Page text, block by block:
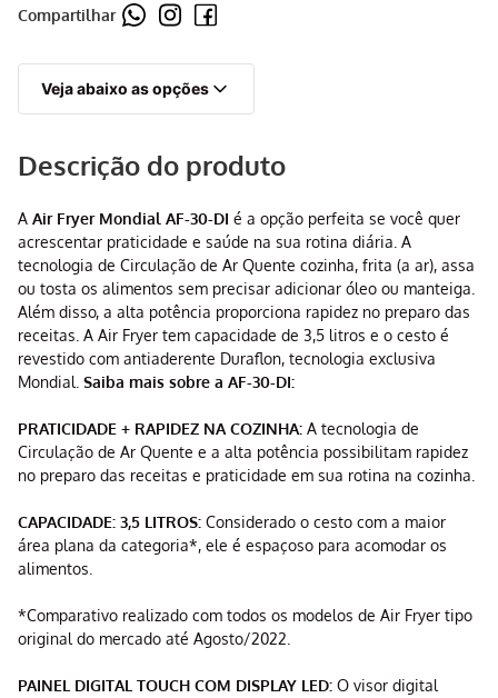
Compartilhar
Veja abaixo as opções
Descrição do produto
A Air Fryer Mondial AF-30-DI é a opção perfeita se você quer
acrescentar praticidade e saúde na sua rotina diária. A
tecnologia de Circulação de Ar Quente cozinha, frita (a ar), assa
ou tosta os alimentos sem precisar adicionar óleo ou manteiga.
Além disso, a alta potência proporciona rapidez no preparo das
receitas. A Air Fryer tem capacidade de 3,5 litros e o cesto é
revestido com antiaderente Duraflon, tecnologia exclusiva
Mondial. Saiba mais sobre a AF-30-DI:
PRATICIDADE + RAPIDEZ NA COZINHA: A tecnologia de
Circulação de Ar Quente e a alta potência possibilitam rapidez
no preparo das receitas e praticidade em sua rotina na cozinha.
CAPACIDADE: 3,5 LITROS: Considerado o cesto com a maior
área plana da categoria*, ele é espaçoso para acomodar os
alimentos.
*Comparativo realizado com todos os modelos de Air Fryer tipo
original do mercado até Agosto/2022.
PAINEL DIGITAL TOUCH COM DISPLAY LED: O visor digital